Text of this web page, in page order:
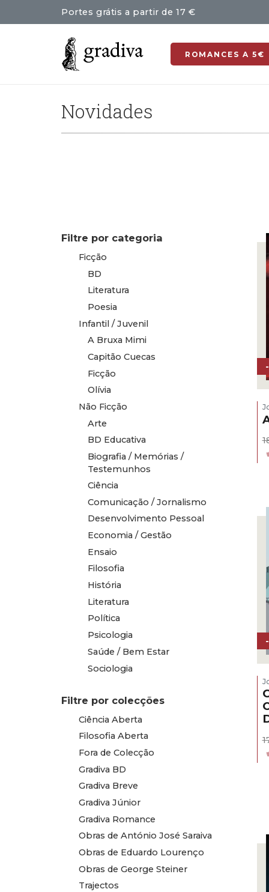
Portes grátis a partir de 17 €
ROMANCES A 5€
Novidades
Filtre por categoria
Ficção
BD
Literatura
Poesia
Infantil / Juvenil
A Bruxa Mimi
Capitão Cuecas
Ficção
Olívia
Não Ficção
Arte
BD Educativa
Biografia / Memórias /
Testemunhos
Ciência
Comunicação / Jornalismo
Desenvolvimento Pessoal
Economia / Gestão
Ensaio
Filosofia
História
Literatura
Política
Psicologia
Saúde / Bem Estar
Sociologia
Filtre por colecções
Ciência Aberta
Filosofia Aberta
Fora de Colecção
Gradiva BD
Gradiva Breve
Gradiva Júnior
Gradiva Romance
Obras de António José Saraiva
Obras de Eduardo Lourenço
Obras de George Steiner
Trajectos